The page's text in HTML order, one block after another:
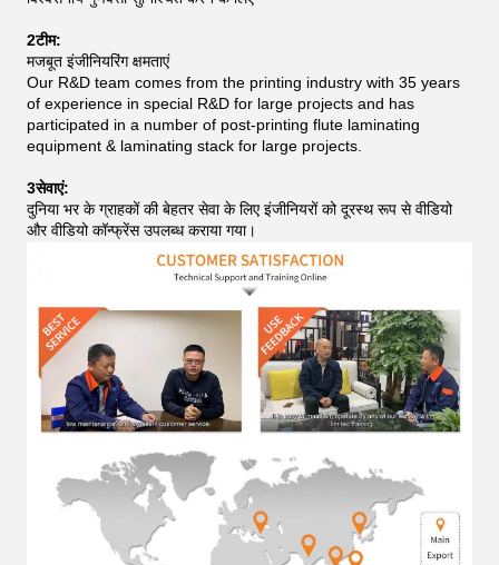
2टीम:
मजबूत इंजीनियरिंग क्षमताएं
Our R&D team comes from the printing industry with 35 years
of experience in special R&D for large projects and has
participated in a number of post-printing flute laminating
equipment & laminating stack for large projects.
3सेवाएं:
दुनिया भर के ग्राहकों की बेहतर सेवा के लिए इंजीनियरों को दूरस्थ रूप से वीडियो
और वीडियो कॉन्फ्रेंस उपलब्ध कराया गया।